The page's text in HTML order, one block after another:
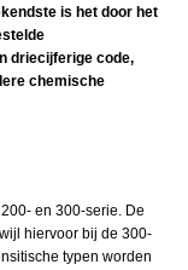
is het door het
driecijferige code,
chemische
en 300-serie. De
hiervoor bij de 300-
typen worden